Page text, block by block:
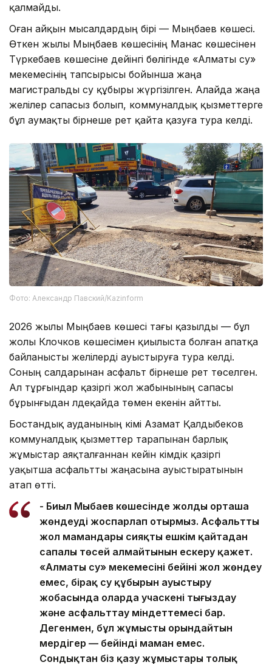
қалмайды.
Оған айқын мысалдардың бірі — Мыңбаев көшесі.
Өткен жылы Мыңбаев көшесінің Манас көшесінен
Түркебаев көшесіне дейінгі бөлігінде «Алматы су»
мекемесінің тапсырысы бойынша жаңа
магистральды су құбыры жүргізілген. Алайда жаңа
желілер сапасыз болып, коммуналдық қызметтерге
бұл аумақты бірнеше рет қайта қазуға тура келді.
Фото: Александр Павский/Kazinform
2026 жылы Мыңбаев көшесі тағы қазылды — бұл
жолы Клочков көшесімен қиылыста болған апатқа
байланысты желілерді ауыстыруға тура келді.
Соның салдарынан асфальт бірнеше рет төселген.
Ал тұрғындар қазіргі жол жабынының сапасы
бұрынғыдан әлдеқайда төмен екенін айтты.
Бостандық ауданының әкімі Азамат Қалдыбеков
коммуналдық қызметтер тарапынан барлық
жұмыстар аяқталғаннан кейін әкімдік қазіргі
уақытша асфальтты жаңасына ауыстыратынын
атап өтті.
- Биыл Мыңбаев көшесінде жолды орташа
жөндеуді жоспарлап отырмыз. Асфальтты
жол мамандары сияқты ешкім қайтадан
сапалы төсей алмайтынын ескеру қажет.
«Алматы су» мекемесінің бейіні жол жөндеу
емес, бірақ су құбырын ауыстыру
жобасында оларда учаскені тығыздау
және асфальттау міндеттемесі бар.
Дегенмен, бұл жұмысты орындайтын
мердігер — бейінді маман емес.
Сондықтан біз қазу жұмыстары толық